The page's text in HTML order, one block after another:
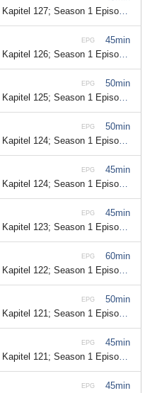
Kapitel 127; Season 1 Episode 127
45min
EPG
Kapitel 126; Season 1 Episode 126
50min
EPG
Kapitel 125; Season 1 Episode 125
50min
EPG
Kapitel 124; Season 1 Episode 124
45min
EPG
Kapitel 124; Season 1 Episode 124
45min
EPG
Kapitel 123; Season 1 Episode 123
60min
EPG
Kapitel 122; Season 1 Episode 122
50min
EPG
Kapitel 121; Season 1 Episode 121
45min
EPG
Kapitel 121; Season 1 Episode 121
45min
EPG